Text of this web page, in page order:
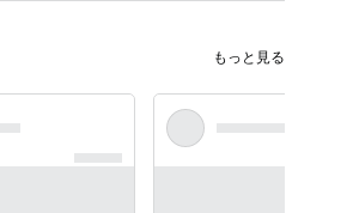
もっと見る